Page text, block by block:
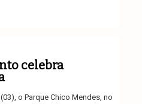
celebra
o Parque Chico Mendes, no